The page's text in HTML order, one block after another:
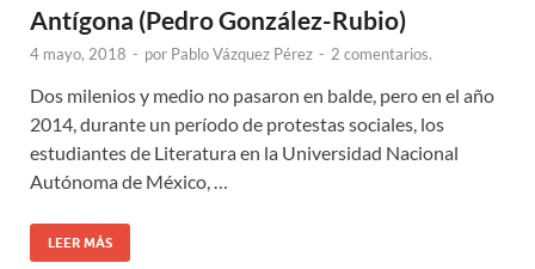
Antígona (Pedro González-Rubio)
4 mayo, 2018 - por Pablo Vázquez Pérez - 2 comentarios.
Dos milenios y medio no pasaron en balde, pero en el año
2014, durante un período de protestas sociales, los
estudiantes de Literatura en la Universidad Nacional
Autónoma de México, …
LEER MÁS